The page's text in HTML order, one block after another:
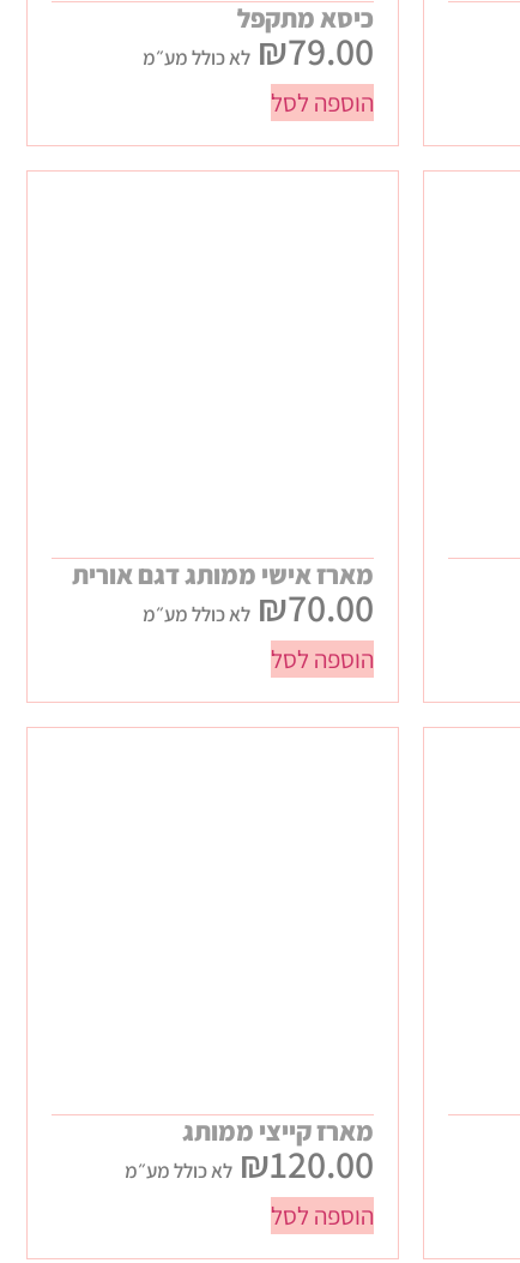
כיסא מתקפל
₪79.00 לא כולל מע״מ
הוספה לסל
מארז אישי ממותג דגם אורית
₪70.00 לא כולל מע״מ
הוספה לסל
מארז קייצי ממותג
₪120.00 לא כולל מע״מ
הוספה לסל